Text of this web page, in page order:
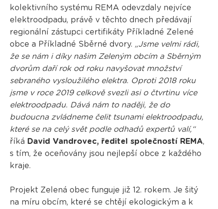
kolektivního systému REMA odevzdaly nejvíce
elektroodpadu, právě v těchto dnech předávají
regionální zástupci certifikáty Příkladné Zelené
obce a Příkladné Sběrné dvory. „Jsme velmi rádi,
že se nám i díky našim Zeleným obcím a Sběrným
dvorům daří rok od roku navyšovat množství
sebraného vysloužilého elektra. Oproti 2018 roku
jsme v roce 2019 celkově svezli asi o čtvrtinu více
elektroodpadu. Dává nám to naději, že do
budoucna zvládneme čelit tsunami elektroodpadu,
které se na celý svět podle odhadů expertů valí,“
říká David Vandrovec, ředitel společností REMA,
s tím, že oceňovány jsou nejlepší obce z každého
kraje.
Projekt Zelená obec funguje již 12. rokem. Je šitý
na míru obcím, které se chtějí ekologickým a k